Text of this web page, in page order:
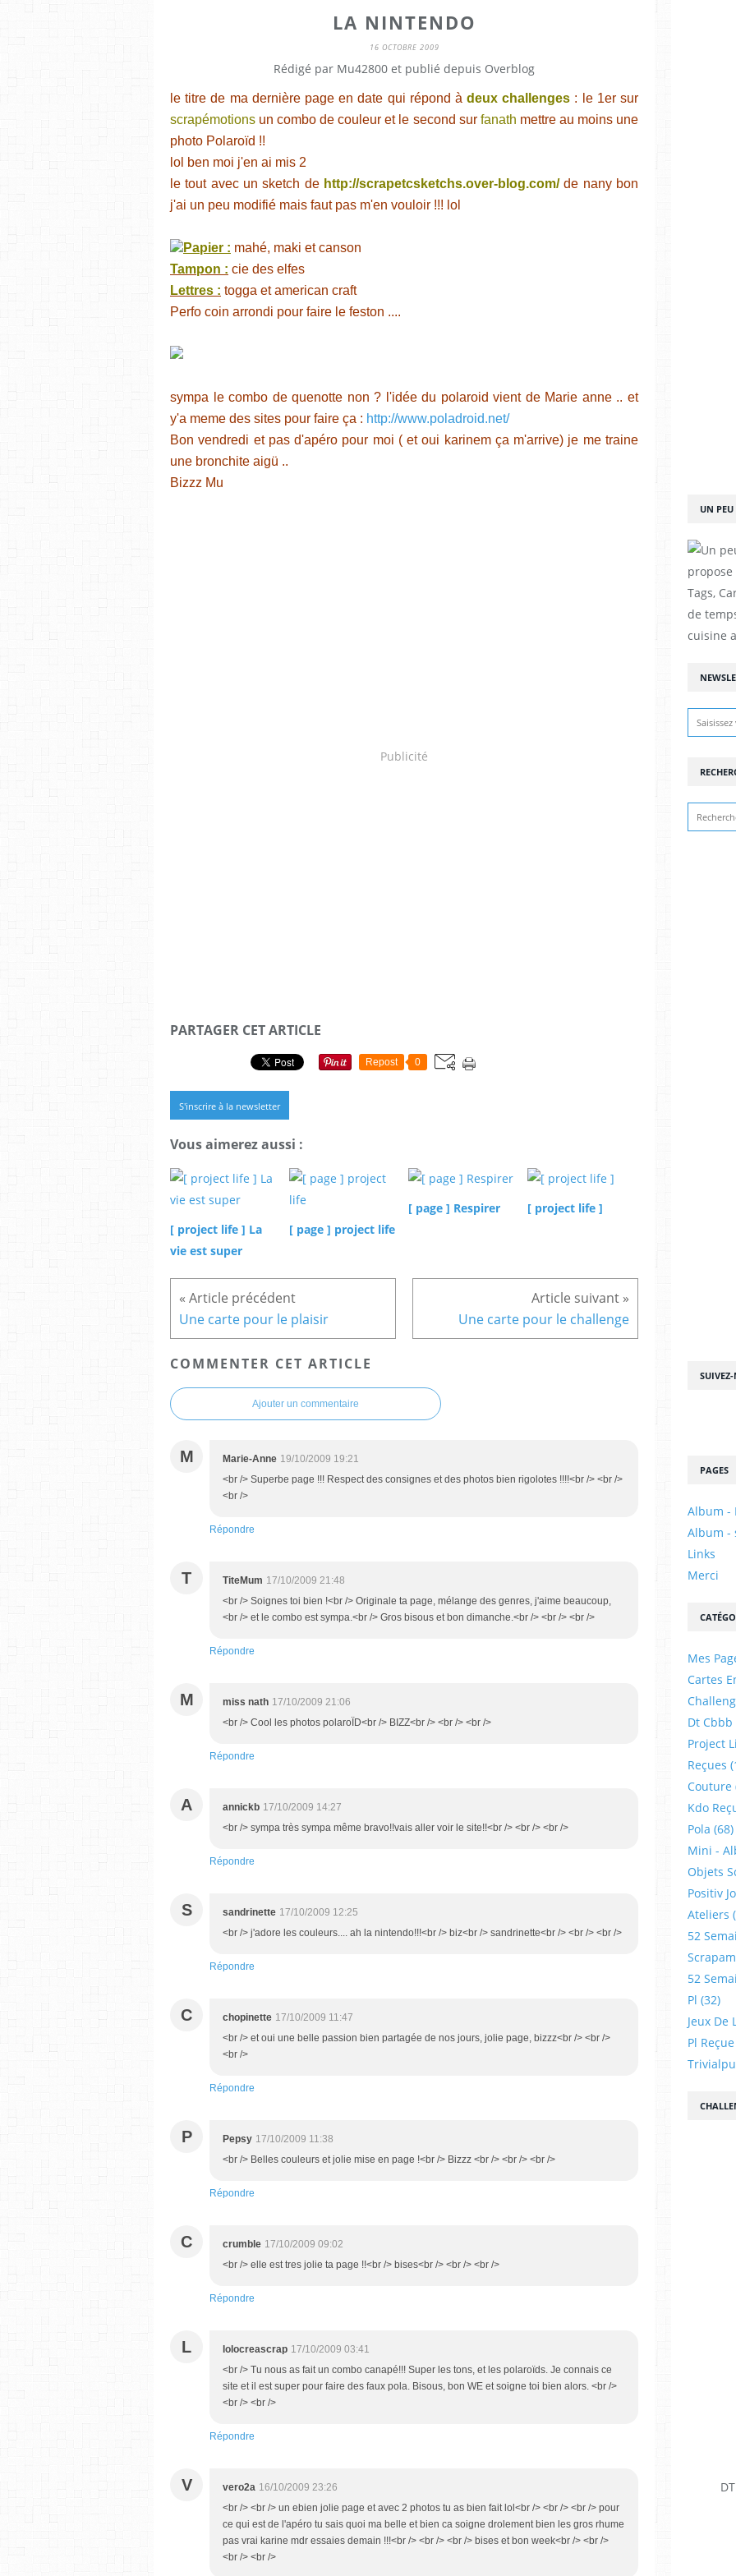
LA NINTENDO
16 OCTOBRE 2009
Rédigé par Mu42800 et publié depuis Overblog
le titre de ma dernière page en date qui répond àdeux challenges : le 1er sur
scrapémotions un combo de couleur et le second sur fanath mettre au moins une
photo Polaroïd !!
lol ben moi j'en ai mis 2
le tout avec un sketch de http://scrapetcsketchs.over-blog.com/de nany bon
j'ai un peu modifié mais faut pas m'en vouloir !!! lol
Papier : mahé, maki et canson
Tampon : cie des elfes
Lettres : togga et american craft
Perfo coin arrondi pour faire le feston ....
sympa le combo de quenotte non ? l'idée du polaroid vient de Marie anne .. et
y'a meme des sites pour faire ça : http://www.poladroid.net/
Bon vendredi et pas d'apéro pour moi ( et oui karinem ça m'arrive) je me traine
une bronchite aigü ..
Bizzz Mu
Publicité
PARTAGER CET ARTICLE
Repost 0
S'inscrire à la newsletter
Vous aimerez aussi :
[ project life ] La
vie est super
[ page ] project life
[ page ] Respirer [ project life ]
Une carte pour le plaisir Une carte pour le challenge
COMMENTER CET ARTICLE
Ajouter un commentaire
M Marie-Anne 19/10/2009 19:21
<br /> Superbe page !!! Respect des consignes et des photos bien rigolotes !!!!<br /> <br />
<br />
Répondre
T TiteMum 17/10/2009 21:48
<br /> Soignes toi bien !<br /> Originale ta page, mélange des genres, j'aime beaucoup,
<br /> et le combo est sympa.<br /> Gros bisous et bon dimanche.<br /> <br /> <br />
Répondre
M miss nath 17/10/2009 21:06
<br /> Cool les photos polaroÏD<br /> BIZZ<br /> <br /> <br />
Répondre
A annickb 17/10/2009 14:27
<br /> sympa très sympa même bravo!!vais aller voir le site!!<br /> <br /> <br />
Répondre
S sandrinette 17/10/2009 12:25
<br /> j'adore les couleurs.... ah la nintendo!!!<br /> biz<br /> sandrinette<br /> <br /> <br />
Répondre
C chopinette 17/10/2009 11:47
<br /> et oui une belle passion bien partagée de nos jours, jolie page, bizzz<br /> <br />
<br />
Répondre
P Pepsy 17/10/2009 11:38
<br /> Belles couleurs et jolie mise en page !<br /> Bizzz <br /> <br /> <br />
Répondre
C crumble 17/10/2009 09:02
<br /> elle est tres jolie ta page !!<br /> bises<br /> <br /> <br />
Répondre
L lolocreascrap 17/10/2009 03:41
<br /> Tu nous as fait un combo canapé!!! Super les tons, et les polaroïds. Je connais ce
site et il est super pour faire des faux pola. Bisous, bon WE et soigne toi bien alors. <br />
<br /> <br />
Répondre
V vero2a 16/10/2009 23:26
<br /> <br /> un ebien jolie page et avec 2 photos tu as bien fait lol<br /> <br /> <br /> pour
ce qui est de l'apéro tu sais quoi ma belle et bien ca soigne drolement bien les gros rhume
pas vrai karine mdr essaies demain !!!<br /> <br /> <br /> bises et bon week<br /> <br />
<br /> <br />
UN PEU
propose
Tags,
de
cuisine
PAGES
Album -
Album -
Links
Merci
Mes
Cartes
Dt Cbbb
Project
Reçues
Couture
Kdo
Pola (68)
Mini -
Objets
Positiv
Ateliers
52
52
Pl (32)
Jeux De
Pl Reçue